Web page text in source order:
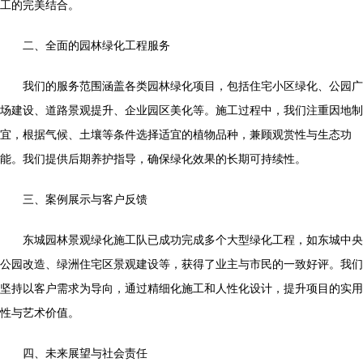
工的完美结合。
二、全面的园林绿化工程服务
我们的服务范围涵盖各类园林绿化项目，包括住宅小区绿化、公园广
场建设、道路景观提升、企业园区美化等。施工过程中，我们注重因地制
宜，根据气候、土壤等条件选择适宜的植物品种，兼顾观赏性与生态功
能。我们提供后期养护指导，确保绿化效果的长期可持续性。
三、案例展示与客户反馈
东城园林景观绿化施工队已成功完成多个大型绿化工程，如东城中央
公园改造、绿洲住宅区景观建设等，获得了业主与市民的一致好评。我们
坚持以客户需求为导向，通过精细化施工和人性化设计，提升项目的实用
性与艺术价值。
四、未来展望与社会责任